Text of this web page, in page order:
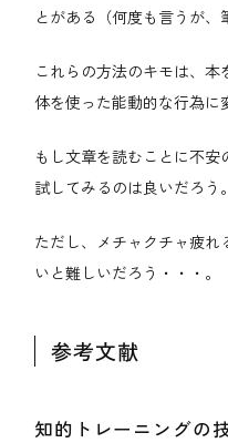
とがある（何度も言うが、
これらの方法のキモは、
体を使った能動的な行為に
もし文章を読むことに不
試してみるのは良いだろう。
ただし、メチャクチャ疲れ
いと難しいだろう・・・。
参考文献
知的トレーニングの